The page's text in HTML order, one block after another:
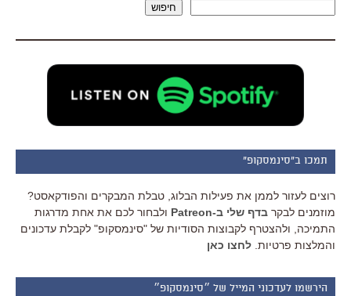
חיפוש
תמכו ב"סינמסקופ"
רוצים לעזור לממן את פעילות הבלוג, טבלת המבקרים והפודקאסט?
מוזמנים לבקר בדף שלי ב-Patreon
ולבחור לכם את אחת מדרגות
התמיכה, ולהצטרף לקבוצות הסודיות של "סינמסקופ" לקבלת עדכונים
והמלצות פרטיות. לחצו כאן
הירשמו לעדכוני המייל של ״סינמסקופ״